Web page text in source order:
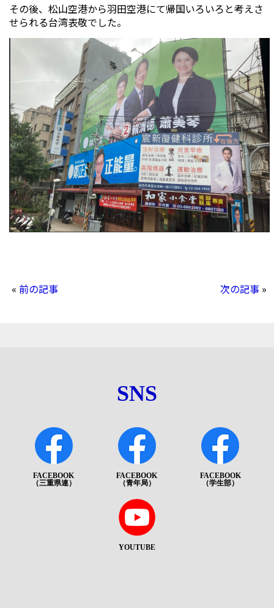
その後、松山空港から羽田空港にて帰国いろいろと考えさ
せられる台湾表敬でした。
«前の記事 次の記事 »
SNS
FACEBOOK
（三重県連）
FACEBOOK
（青年局）
FACEBOOK
（学生部）
YOUTUBE